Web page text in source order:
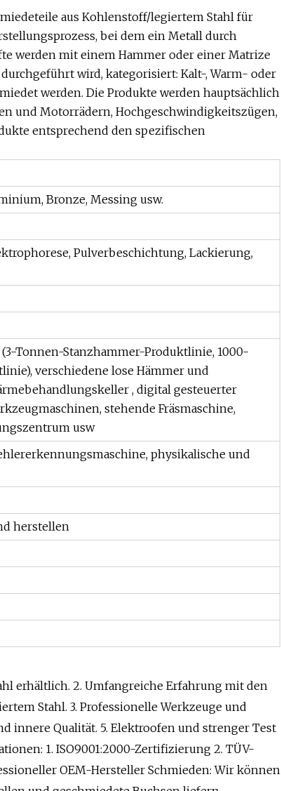
aus Kohlenstoff/legiertem Stahl für
bei dem ein Metall durch
werden mit einem Hammer oder einer Matrize
wird, kategorisiert: Kalt-, Warm- oder
werden. Die Produkte werden hauptsächlich
und Motorrädern, Hochgeschwindigkeitszügen,
entsprechend den spezifischen
Bronze, Messing usw.
Pulverbeschichtung, Lackierung,
Tonnen-Stanzhammer-Produktlinie, 1000-
verschiedene lose Hämmer und
, digital gesteuerter
stehende Fräsmaschine,
usw
physikalische und
herstellen
erhältlich. 2. Umfangreiche Erfahrung mit den
Stahl. 3. Professionelle Werkzeuge und
innere Qualität. 5. Elektroofen und strenger Test
1. ISO9001:2000-Zertifizierung 2. TÜV-
OEM-Hersteller Schmieden: Wir können